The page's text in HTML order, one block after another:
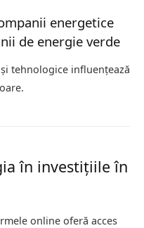
energetice
de energie verde
tehnologice influențează
în investițiile în
online oferă acces